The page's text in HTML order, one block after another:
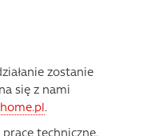
zostanie
się z nami
.
techniczne.